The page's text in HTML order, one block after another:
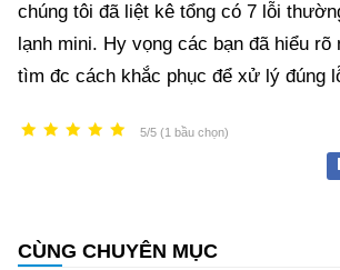
chúng tôi đã liệt kê tổng có 7 lỗi
lạnh mini. Hy vọng các bạn đã hiểu rõ
tìm đc cách khắc phục để xử lý đúng
5/5 (1 bầu chọn)
CÙNG CHUYÊN MỤC